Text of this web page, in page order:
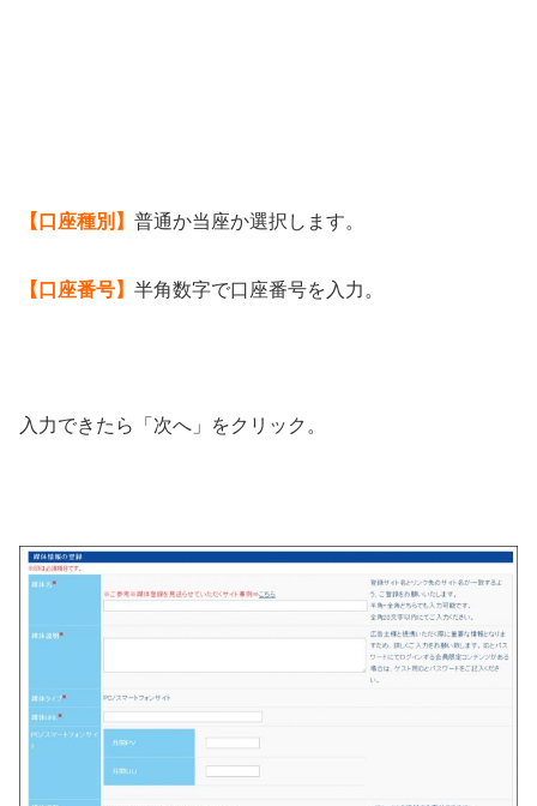
【口座種別】 普通か当座か選択します。
【口座番号】 半角数字で口座番号を入力。
入力できたら「次へ」をクリック。